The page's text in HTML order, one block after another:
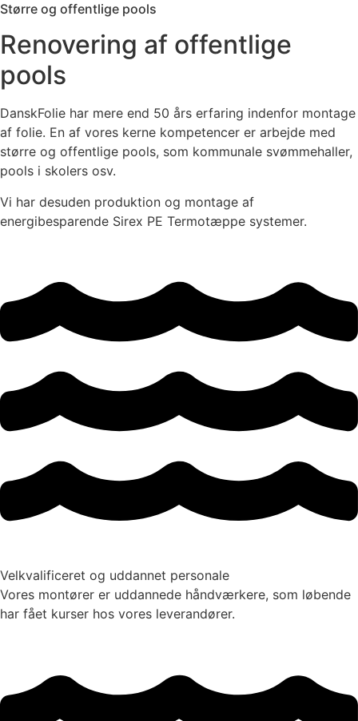
Større og offentlige pools
Renovering af offentlige
pools
DanskFolie har mere end 50 års erfaring indenfor montage
af folie. En af vores kerne kompetencer er arbejde med
større og offentlige pools, som kommunale svømmehaller,
pools i skolers osv.
Vi har desuden produktion og montage af
energibesparende Sirex PE Termotæppe systemer.
Velkvalificeret og uddannet personale
Vores montører er uddannede håndværkere, som løbende
har fået kurser hos vores leverandører.